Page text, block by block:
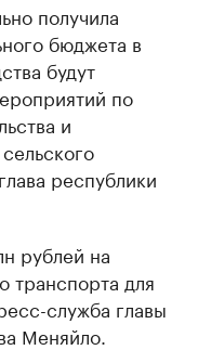
получила
бюджета в
будут
по
и
республики
рублей на
транспорта для
служба главы
Меняйло.